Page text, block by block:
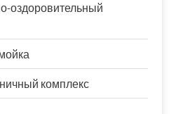
оздоровительный
комплекс